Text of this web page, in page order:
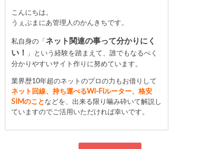
こんにちは。
うぇぶまにあ管理人のかんきちです。
私自身の「ネット関連の事って分かりにく
い！
」という経験を踏まえて、誰でもなるべく
分かりやすいサイト作りに努めています。
業界歴10年超のネットのプロの力もお借りして
ネット回線、持ち運べるWi-Fiルーター、格安
SIMのことなどを、出来る限り噛み砕いて解説し
ていますのでご活用いただければ幸いです。